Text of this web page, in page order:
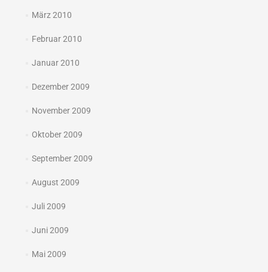
März 2010
Februar 2010
Januar 2010
Dezember 2009
November 2009
Oktober 2009
September 2009
August 2009
Juli 2009
Juni 2009
Mai 2009